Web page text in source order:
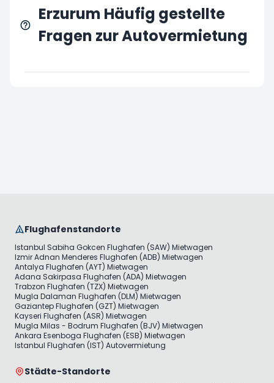
Erzurum Häufig gestellte
Fragen zur Autovermietung
Flughafenstandorte
Istanbul Sabiha Gokcen Flughafen (SAW) Mietwagen
Izmir Adnan Menderes Flughafen (ADB) Mietwagen
Antalya Flughafen (AYT) Mietwagen
Adana Sakirpasa Flughafen (ADA) Mietwagen
Trabzon Flughafen (TZX) Mietwagen
Mugla Dalaman Flughafen (DLM) Mietwagen
Gaziantep Flughafen (GZT) Mietwagen
Kayseri Flughafen (ASR) Mietwagen
Mugla Milas - Bodrum Flughafen (BJV) Mietwagen
Ankara Esenboga Flughafen (ESB) Mietwagen
Istanbul Flughafen (IST) Autovermietung
Städte-Standorte